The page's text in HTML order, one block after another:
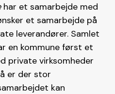
har et samarbejde med
et samarbejde på
leverandører. Samlet
en kommune først et
private virksomheder
er der stor
kan